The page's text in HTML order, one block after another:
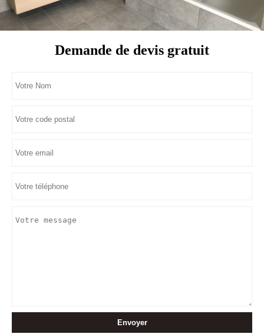
Demande de devis gratuit